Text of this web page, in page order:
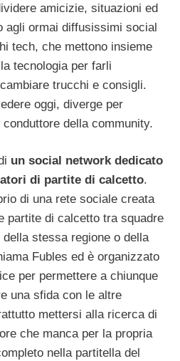
amicizie, situazioni ed
agli ormai diffusissimi social
tech, che mettono insieme
tecnologia per farli
trucchi e consigli.
oggi, diverge per
della community.
un social network dedicato
di partite di calcetto.
di una rete sociale creata
partite di calcetto tra squadre
stessa regione o della
Fubles ed è organizzato
per permettere a chiunque
una sfida con le altre
mettersi alla ricerca di
che manca per la propria
nella partitella del